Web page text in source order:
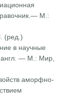
М.:
(ред.)
в научные
англ. — М.: Мир,
аморфно-